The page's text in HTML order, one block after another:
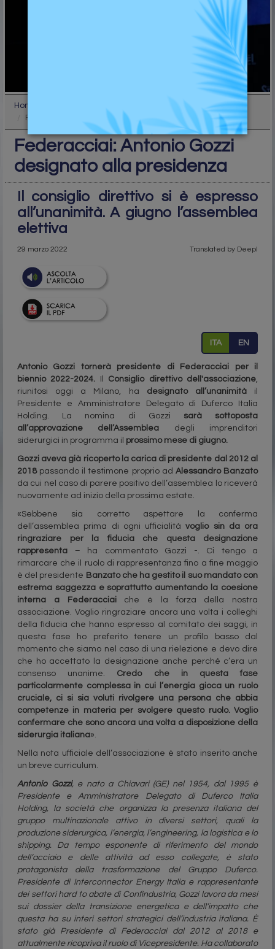
Home
Federacciai: Antonio Gozzi designato alla presiden...
Federacciai: Antonio Gozzi
designato alla presidenza
Il consiglio direttivo si è espresso
all’unanimità. A giugno l’assemblea
elettiva
29 marzo 2022 Translated by Deepl
ITA EN
Antonio Gozzi tornerà presidente di Federacciai per il
biennio 2022-2024.
Consiglio direttivo dell'associazione,
riunitosi oggi a Milano, ha designato all’unanimitàil
Presidente e Amministratore Delegato di Duferco Italia
Holding. La nomina di Gozzi sarà sottoposta
all’approvazione dell’Assemblea degli imprenditori
siderurgici in programma il prossimo mese di giugno.
Gozzi aveva già ricoperto la carica di presidente dal 2012 al
2018 passando il testimone proprio ad Alessandro Banzato
da cui nel caso di parere positivo dell’assemblea lo riceverà
nuovamente ad inizio della prossima estate.
«Sebbene sia corretto aspettare la conferma
dell’assemblea prima di ogni ufficialitàvoglio sin da ora
ringraziare per la fiducia che questa designazione
rappresenta – ha commentato Gozzi -. Ci tengo a
rimarcare che il ruolo di rappresentanza fino a fine maggio
è del presidente Banzato che ha gestito il suo mandato con
estrema saggezza e soprattutto aumentando la coesione
interna a Federacciaiche è la forza della nostra
associazione. Voglio ringraziare ancora una volta i colleghi
della fiducia che hanno espresso al comitato dei saggi, in
questa fase ho preferito tenere un profilo basso dal
momento che siamo nel caso di una rielezione e devo dire
che ho accettato la designazione anche perché c’era un
consenso unanime. Credo che in questa fase
particolarmente complessa in cui l’energia gioca un ruolo
cruciale, ci si sia voluti rivolgere una persona che abbia
competenze in materia per svolgere questo ruolo. Voglio
confermare che sono ancora una volta a disposizione della
siderurgia italiana».
Nella nota ufficiale dell’associazione è stato inserito anche
un breve curriculum.
Antonio Gozzi, e nato a Chiavari (GE) nel 1954, dal 1995 è
Presidente e Amministratore Delegato di Duferco Italia
Holding, la società che organizza la presenza italiana del
gruppo multinazionale attivo in diversi settori, quali la
produzione siderurgica, l’energia, l’engineering, la logistica e lo
shipping. Da tempo esponente di riferimento del mondo
dell’acciaio e delle attività ad esso collegate, è stato
protagonista della trasformazione del Gruppo Duferco.
Presidente di Interconnector Energy Italia e rappresentante
dei settori hard to abate di Confindustria, Gozzi lavora da mesi
sui dossier della transizione energetica e dell’impatto che
questa ha su interi settori strategici dell’industria italiana. È
stato già Presidente di Federacciai dal 2012 al 2018 e
attualmente ricopriva il ruolo di Vicepresidente. Ha collaborato